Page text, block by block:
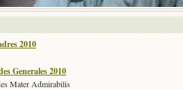
2010
Generales 2010
Mater Admirabilis